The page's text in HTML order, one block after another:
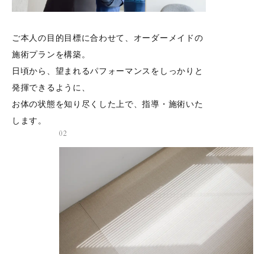
ご本人の目的目標に合わせて、オーダーメイドの
施術プランを構築。
日頃から、望まれるパフォーマンスをしっかりと
発揮できるように、
お体の状態を知り尽くした上で、指導・施術いた
します。
02